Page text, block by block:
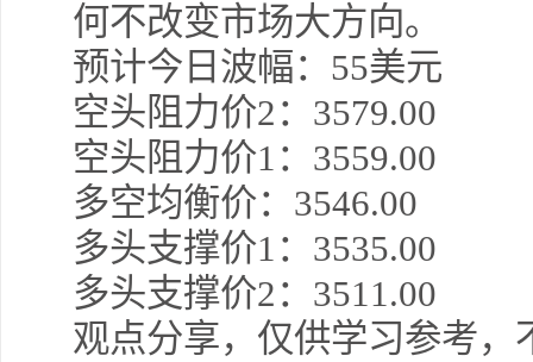
何不改变市场大方向。
预计今日波幅：55美元
空头阻力价2： 3579.00
空头阻力价1：3559.00
多空均衡价：3546.00
多头支撑价1： 3535.00
多头支撑价2：3511.00
观点分享，仅供学习参考